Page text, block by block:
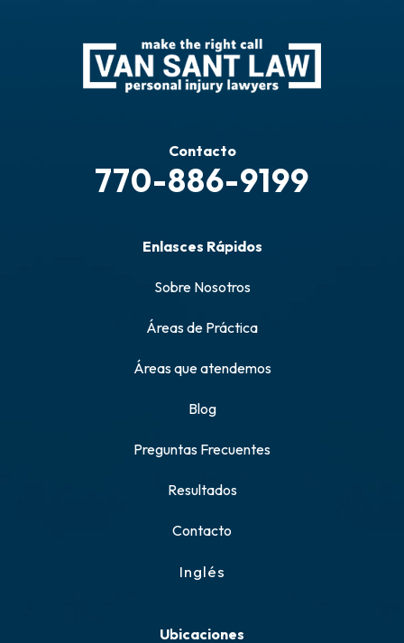
Contacto
770-886-9199
Enlasces Rápidos
Sobre Nosotros
Áreas de Práctica
Áreas que atendemos
Blog
Preguntas Frecuentes
Resultados
Contacto
Inglés
Ubicaciones